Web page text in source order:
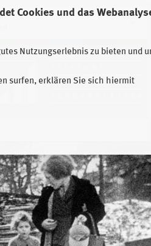
Cookies und das
Nutzungserlebnis zu bieten und
surfen, erklären Sie sich hiermit